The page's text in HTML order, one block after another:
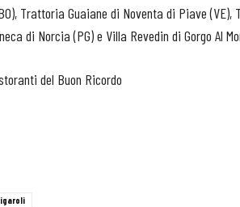
Trattoria Guaiane di Noventa di Piave (VE),
di Norcia (PG) e Villa Revedin di Gorgo Al
del Buon Ricordo